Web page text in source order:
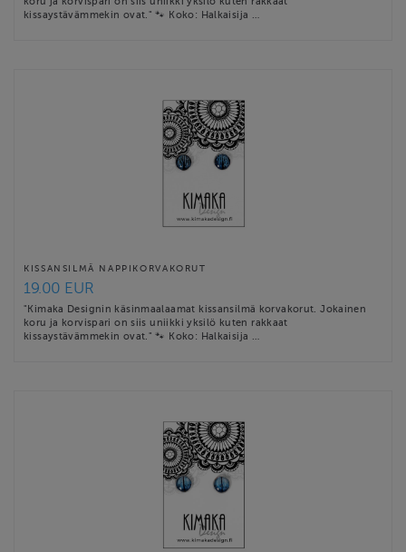
kissaystävämmekin ovat." 🐾 Koko: Halkaisija …
KISSANSILMÄ NAPPIKORVAKORUT
19.00 EUR
"Kimaka Designin käsinmaalaamat kissansilmä korvakorut. Jokainen
koru ja korvispari on siis uniikki yksilö kuten rakkaat
kissaystävämmekin ovat." 🐾 Koko: Halkaisija …